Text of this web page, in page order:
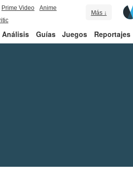
Prime Video
Anime
Más ↓
Análisis Guías Juegos Reportajes